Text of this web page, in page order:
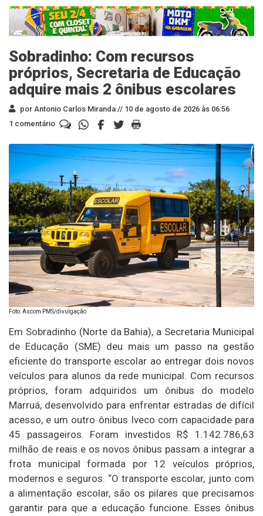
Sobradinho: Com recursos
próprios, Secretaria de Educação
adquire mais 2 ônibus escolares
por Antonio Carlos Miranda // 10 de agosto de 2026 às 06:56
1 comentário
Foto: Ascom PMS/divulgação
Em Sobradinho (Norte da Bahia), a Secretaria Municipal
de Educação (SME) deu mais um passo na gestão
eficiente do transporte escolar ao entregar dois novos
veículos para alunos da rede municipal. Com recursos
próprios, foram adquiridos um ônibus do modelo
Marruá, desenvolvido para enfrentar estradas de difícil
acesso, e um outro ônibus Iveco com capacidade para
45 passageiros. Foram investidos R$ 1.142.786,63
milhão de reais e os novos ônibus passam a integrar a
frota municipal formada por 12 veículos próprios,
modernos e seguros. “O transporte escolar, junto com
a alimentação escolar, são os pilares que precisamos
garantir para que a educação funcione. Esses ônibus